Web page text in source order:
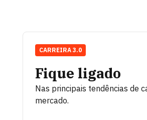
Fique ligado
Nas principais tendências de
mercado.
CARREIRA 3.0